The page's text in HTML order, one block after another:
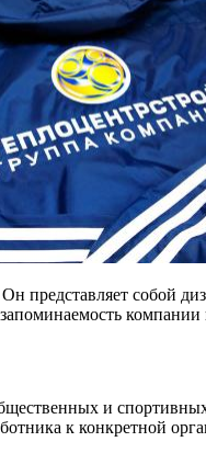
представляет собой
компании
и
к конкретной